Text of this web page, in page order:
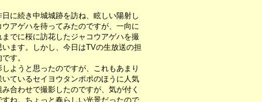
に続き中城城跡を訪ね、眩しい陽射し
アゲハを待ってみたのですが、一向に
でに桜に訪花したジャコウアゲハを撮
ます。しかし、今日はTVの生放送の担
す。
ようと思ったのですが、これもあまり
ているセイヨウタンポポのほうに人気
合わせで撮影したのですが、気が付く
ね。ちょっと春らしい光景だったので